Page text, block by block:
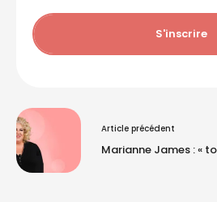
S'inscrire
Article précédent
Marianne James : «